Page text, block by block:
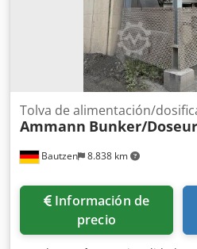
Bautzen 8.838 km
Tolva de alimentación/
Ammann Bunker/Doseur
Información de
precio